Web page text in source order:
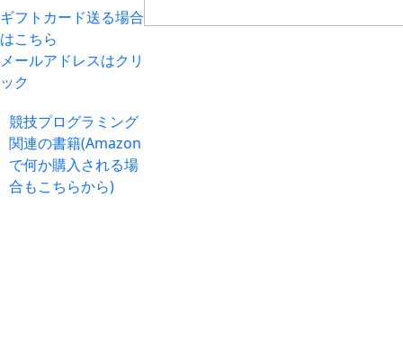
ギフトカード送る場合
はこちら
メールアドレスはクリ
ック
競技プログラミング
関連の書籍(Amazon
で何か購入される場
合もこちらから)